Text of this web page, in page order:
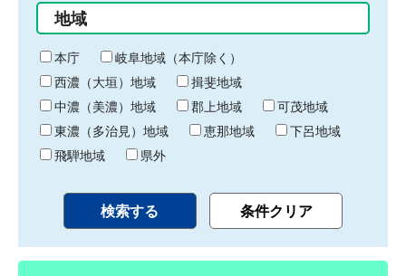
り
終
わ
り
地域
本庁
岐阜地域（本庁除く）
西濃（大垣）地域
揖斐地域
中濃（美濃）地域
郡上地域
可茂地域
東濃（多治見）地域
恵那地域
下呂地域
飛騨地域
県外